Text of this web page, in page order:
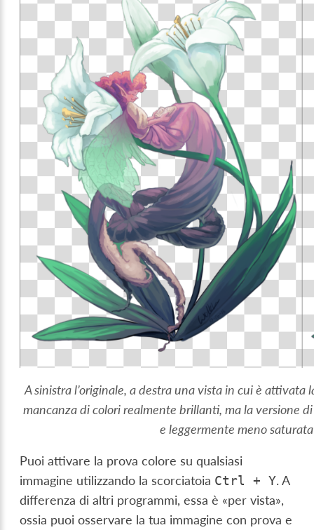
A sinistra l’originale, a destra una vista in cui è
mancanza di colori realmente brillanti, ma la versione
e leggermente meno
Puoi attivare la prova colore su qualsiasi
immagine utilizzando la scorciatoia Ctrl + Y. A
differenza di altri programmi, essa è «per vista»,
ossia puoi osservare la tua immagine con prova e